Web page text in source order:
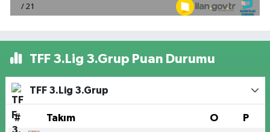
TFF 3.Lig 3.Grup Puan Durumu
TFF 3.Lig 3.Grup
# Takım O P